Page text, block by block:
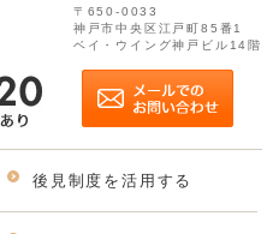
〒650-0033
神戸市中央区江戸町85番1
ベイ・ウイング神戸ビル14階
後見制度を活用する